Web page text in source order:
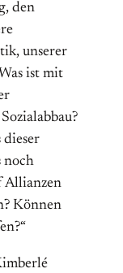
den
unserer
ist mit
dieser
noch
Allianzen
Können